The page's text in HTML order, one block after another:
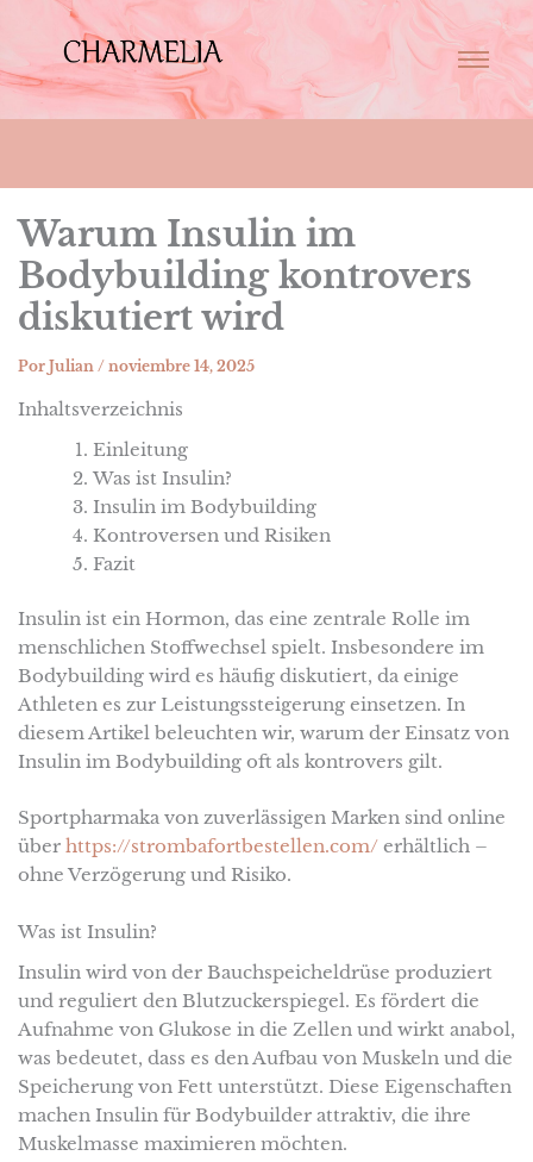
Warum Insulin im
Bodybuilding kontrovers
diskutiert wird
Por Julian / noviembre 14, 2025
Inhaltsverzeichnis
Einleitung
Was ist Insulin?
Insulin im Bodybuilding
Kontroversen und Risiken
Fazit
Insulin ist ein Hormon, das eine zentrale Rolle im
menschlichen Stoffwechsel spielt. Insbesondere im
Bodybuilding wird es häufig diskutiert, da einige
Athleten es zur Leistungssteigerung einsetzen. In
diesem Artikel beleuchten wir, warum der Einsatz von
Insulin im Bodybuilding oft als kontrovers gilt.
Sportpharmaka von zuverlässigen Marken sind online
über https://strombafortbestellen.com/erhältlich –
ohne Verzögerung und Risiko.
Was ist Insulin?
Insulin wird von der Bauchspeicheldrüse produziert
und reguliert den Blutzuckerspiegel. Es fördert die
Aufnahme von Glukose in die Zellen und wirkt anabol,
was bedeutet, dass es den Aufbau von Muskeln und die
Speicherung von Fett unterstützt. Diese Eigenschaften
machen Insulin für Bodybuilder attraktiv, die ihre
Muskelmasse maximieren möchten.